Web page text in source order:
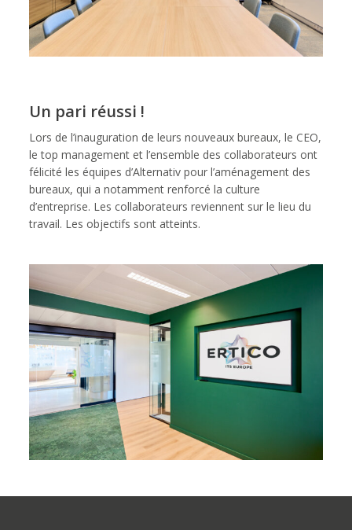
Un pari réussi !
Lors de l’inauguration de leurs nouveaux bureaux, le CEO,
le top management et l’ensemble des collaborateurs ont
félicité les équipes d’Alternativ pour l’aménagement des
bureaux, qui a notamment renforcé la culture
d’entreprise. Les collaborateurs reviennent sur le lieu du
travail. Les objectifs sont atteints.